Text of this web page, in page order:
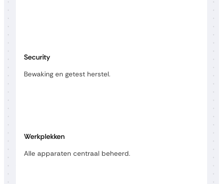
Security
Bewaking en getest herstel.
Werkplekken
Alle apparaten centraal beheerd.